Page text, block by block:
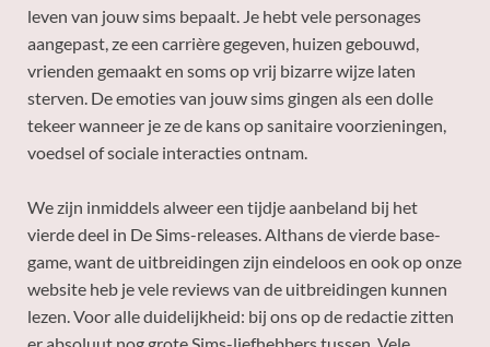
leven van jouw sims bepaalt. Je hebt vele personages
aangepast, ze een carrière gegeven, huizen gebouwd,
vrienden gemaakt en soms op vrij bizarre wijze laten
sterven. De emoties van jouw sims gingen als een dolle
tekeer wanneer je ze de kans op sanitaire voorzieningen,
voedsel of sociale interacties ontnam.
We zijn inmiddels alweer een tijdje aanbeland bij het
vierde deel in De Sims-releases. Althans de vierde base-
game, want de uitbreidingen zijn eindeloos en ook op onze
website heb je vele reviews van de uitbreidingen kunnen
lezen. Voor alle duidelijkheid: bij ons op de redactie zitten